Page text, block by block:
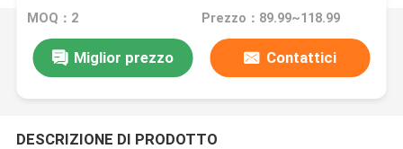
MOQ：2 Prezzo：89.99~118.99
Miglior prezzo Contattici
DESCRIZIONE DI PRODOTTO